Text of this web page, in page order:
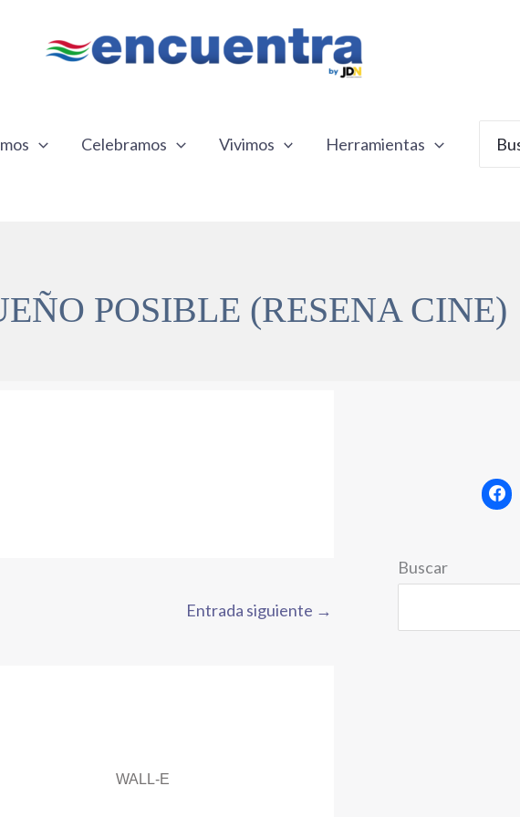
Celebramos Vivimos Herramientas
por:
POSIBLE (RESENA CINE)
Entrada siguiente →
WALL-E
Buscar